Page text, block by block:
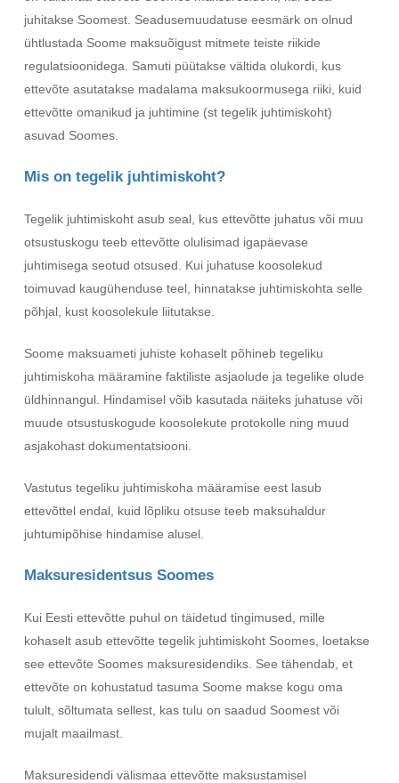
juhitakse Soomest. Seadusemuudatuse eesmärk on olnud
ühtlustada Soome maksuõigust mitmete teiste riikide
regulatsioonidega. Samuti püütakse vältida olukordi, kus
ettevõte asutatakse madalama maksukoormusega riiki, kuid
ettevõtte omanikud ja juhtimine (st tegelik juhtimiskoht)
asuvad Soomes.
Mis on tegelik juhtimiskoht?
Tegelik juhtimiskoht asub seal, kus ettevõtte juhatus või muu
otsustuskogu teeb ettevõtte olulisimad igapäevase
juhtimisega seotud otsused. Kui juhatuse koosolekud
toimuvad kaugühenduse teel, hinnatakse juhtimiskohta selle
põhjal, kust koosolekule liitutakse.
Soome maksuameti juhiste kohaselt põhineb tegeliku
juhtimiskoha määramine faktiliste asjaolude ja tegelike olude
üldhinnangul. Hindamisel võib kasutada näiteks juhatuse või
muude otsustuskogude koosolekute protokolle ning muud
asjakohast dokumentatsiooni.
Vastutus tegeliku juhtimiskoha määramise eest lasub
ettevõttel endal, kuid lõpliku otsuse teeb maksuhaldur
juhtumipõhise hindamise alusel.
Maksuresidentsus Soomes
Kui Eesti ettevõtte puhul on täidetud tingimused, mille
kohaselt asub ettevõtte tegelik juhtimiskoht Soomes, loetakse
see ettevõte Soomes maksuresidendiks. See tähendab, et
ettevõte on kohustatud tasuma Soome makse kogu oma
tulult, sõltumata sellest, kas tulu on saadud Soomest või
mujalt maailmast.
Maksuresidendi välismaa ettevõtte maksustamisel